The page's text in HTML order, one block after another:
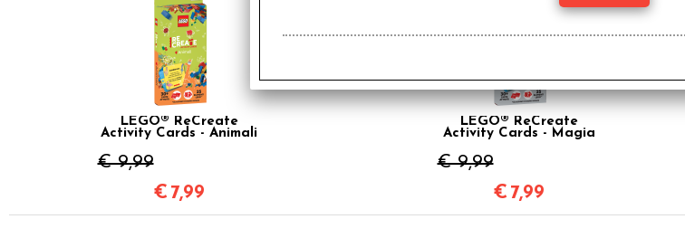
LEGO® ReCreate
Activity Cards - Animali
€ 9,99
€ 7,99
LEGO® ReCreate
Activity Cards - Magia
€ 9,99
€ 7,99